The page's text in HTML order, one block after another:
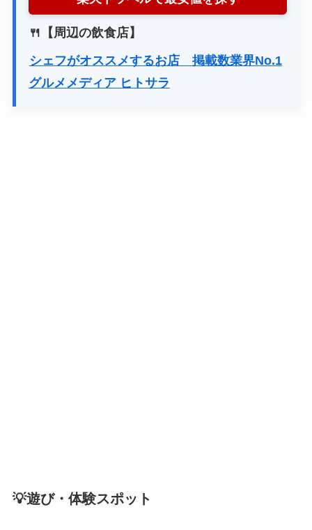
🍴【周辺の飲食店】
シェフがオススメするお店 掲載数業界No.1
グルメメディア ヒトサラ
💡遊び・体験スポット